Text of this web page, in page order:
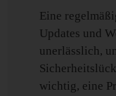
Eine
Updates und
unerlässlich,
wichtig, eine